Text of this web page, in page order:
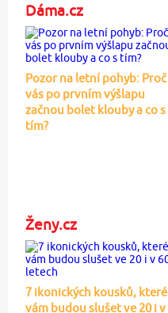
Dáma.cz
Pozor na letní pohyb: Proč
vás po prvním výšlapu
začnou bolet klouby a co s
tím?
Ženy.cz
7 ikonických kousků, které
vám budou slušet ve 20 i v